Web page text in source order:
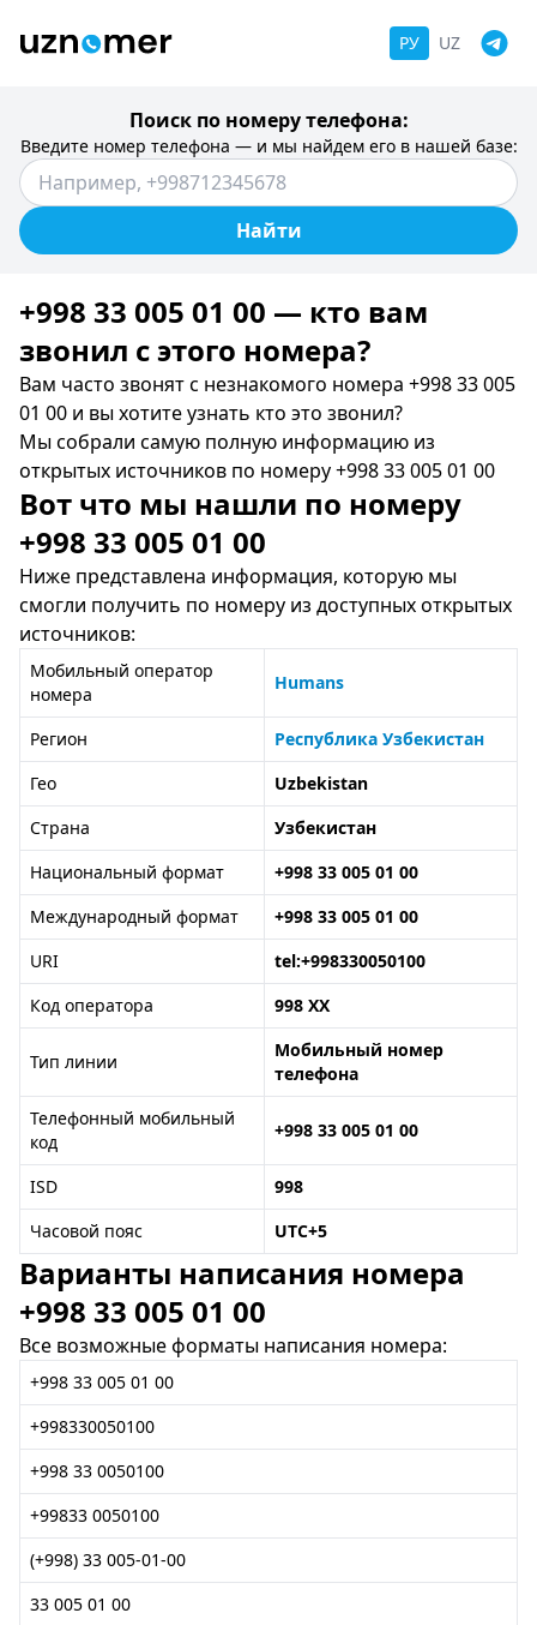
РУ UZ
Поиск по номеру телефона:
Введите номер телефона — и мы найдем его в нашей базе:
Найти
+998 33 005 01 00 — кто вам
звонил c этого номера?
Вам часто звонят с незнакомого номера +998 33 005
01 00 и вы хотите узнать кто это звонил?
Мы собрали самую полную информацию из
открытых источников по номеру +998 33 005 01 00
Вот что мы нашли по номеру
+998 33 005 01 00
Ниже представлена информация, которую мы
смогли получить по номеру из доступных открытых
источников:
Мобильный оператор
номера
Humans
Регион
Республика Узбекистан
Гео
Uzbekistan
Страна
Узбекистан
Национальный формат
+998 33 005 01 00
Международный формат
+998 33 005 01 00
URI
tel:+998330050100
Код оператора
998 XX
Тип линии
Мобильный номер
телефона
Телефонный мобильный
код
+998 33 005 01 00
ISD
998
Часовой пояс
UTC+5
Варианты написания номера
+998 33 005 01 00
Все возможные форматы написания номера:
+998 33 005 01 00
+998330050100
+998 33 0050100
+99833 0050100
(+998) 33 005-01-00
33 005 01 00